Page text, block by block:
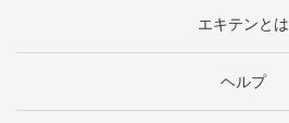
エキテンとは
ヘルプ